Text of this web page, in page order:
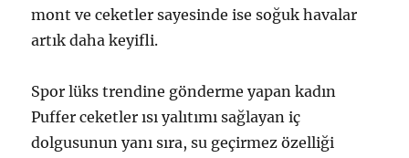
mont ve ceketler sayesinde ise soğuk havalar
artık daha keyifli.
Spor lüks trendine gönderme yapan kadın
Puffer ceketler ısı yalıtımı sağlayan iç
dolgusunun yanı sıra, su geçirmez özelliği